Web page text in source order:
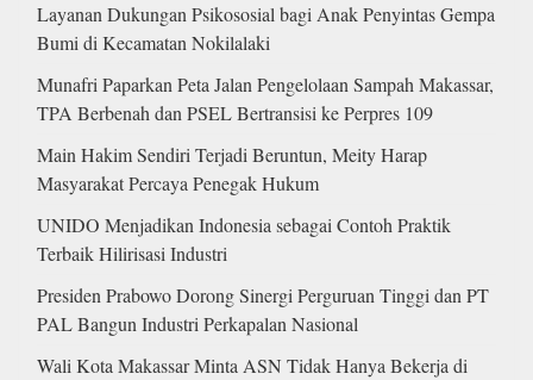
Layanan Dukungan Psikososial bagi Anak Penyintas Gempa
Bumi di Kecamatan Nokilalaki
Munafri Paparkan Peta Jalan Pengelolaan Sampah Makassar,
TPA Berbenah dan PSEL Bertransisi ke Perpres 109
Main Hakim Sendiri Terjadi Beruntun, Meity Harap
Masyarakat Percaya Penegak Hukum
UNIDO Menjadikan Indonesia sebagai Contoh Praktik
Terbaik Hilirisasi Industri
Presiden Prabowo Dorong Sinergi Perguruan Tinggi dan PT
PAL Bangun Industri Perkapalan Nasional
Wali Kota Makassar Minta ASN Tidak Hanya Bekerja di